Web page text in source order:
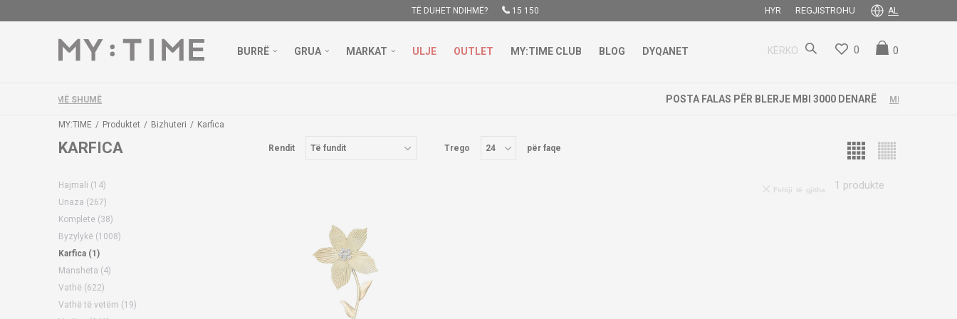
TË DUHET NDIHMË? 15 150 HYR REGJISTROHU AL
BURRË GRUA MARKAT ULJE OUTLET MY:TIME CLUB BLOG DYQANET KËRKO 0
0
MY:TIME Produktet Bizhuteri Karfica
KARFICA Rendit Trego për faqe
Hajmali (14)
Unaza (267)
Komplete (38)
Byzylykë (1008)
Karfica (1)
Mansheta (4)
Vathë (622)
Vathë të vetëm (19)
1 produkte
Fshiji të gjitha